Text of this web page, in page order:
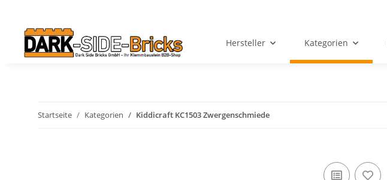
Hersteller Kategorien
Startseite Kategorien Kiddicraft KC1503 Zwergenschmiede